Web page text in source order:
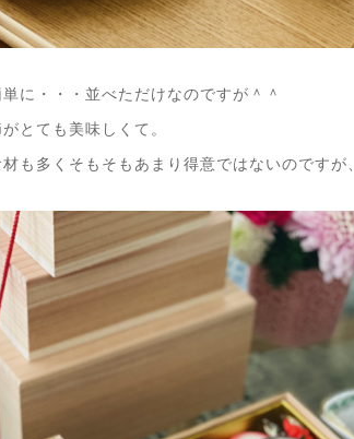
に・・・並べただけなのですが＾＾
とても美味しくて。
も多くそもそもあまり得意ではないのです